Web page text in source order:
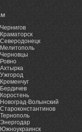
Чернигов
Краматорск
Северодонецк
Мелитополь
Черновцы
Ровно
Ахтырка
Ужгород
Кременчуг
Бердичев
Коростень
Новоград-Волынский
Староконстантинов
Тернополь
Энергодар
Южноукраинск